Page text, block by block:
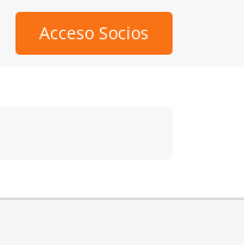
Acceso Socios